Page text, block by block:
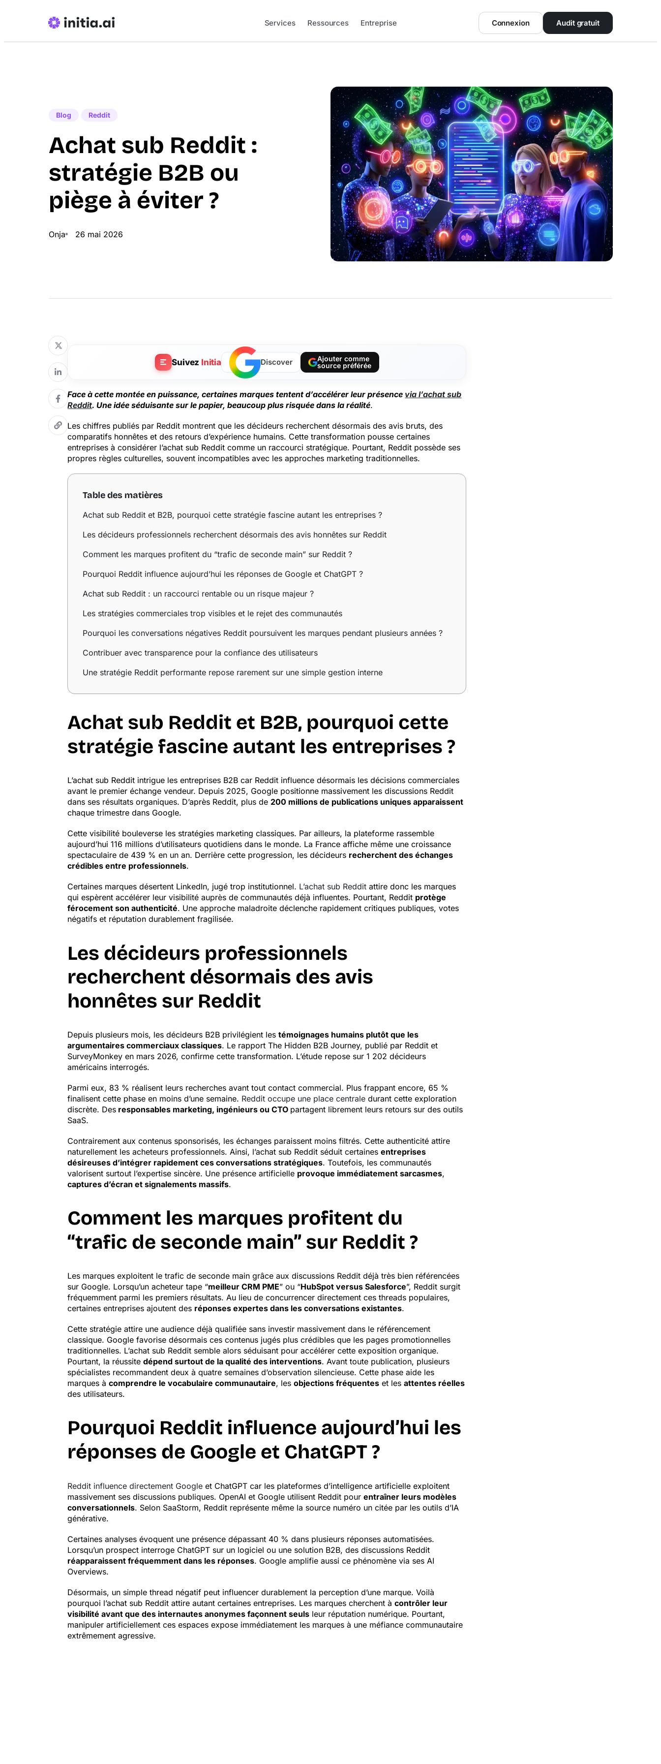
Services Ressources Entreprise Connexion Audit gratuit
Blog Reddit
Achat sub Reddit :
stratégie B2B ou
piège à éviter ?
Onja 26 mai 2026
Suivez Initia Discover
Ajouter comme
source préférée
Face à cette montée en puissance, certaines marques tentent d’accélérer leur présence via l’achat sub
Reddit. Une idée séduisante sur le papier, beaucoup plus risquée dans la réalité.
Les chiffres publiés par Reddit montrent que les décideurs recherchent désormais des avis bruts, des
comparatifs honnêtes et des retours d’expérience humains. Cette transformation pousse certaines
entreprises à considérer l’achat sub Reddit comme un raccourci stratégique. Pourtant, Reddit possède ses
propres règles culturelles, souvent incompatibles avec les approches marketing traditionnelles.
Table des matières
Achat sub Reddit et B2B, pourquoi cette stratégie fascine autant les entreprises ?
Les décideurs professionnels recherchent désormais des avis honnêtes sur Reddit
Comment les marques profitent du “trafic de seconde main” sur Reddit ?
Pourquoi Reddit influence aujourd’hui les réponses de Google et ChatGPT ?
Achat sub Reddit : un raccourci rentable ou un risque majeur ?
Les stratégies commerciales trop visibles et le rejet des communautés
Pourquoi les conversations négatives Reddit poursuivent les marques pendant plusieurs années ?
Contribuer avec transparence pour la confiance des utilisateurs
Une stratégie Reddit performante repose rarement sur une simple gestion interne
Achat sub Reddit et B2B, pourquoi cette
stratégie fascine autant les entreprises ?
L’achat sub Reddit intrigue les entreprises B2B car Reddit influence désormais les décisions commerciales
avant le premier échange vendeur. Depuis 2025, Google positionne massivement les discussions Reddit
dans ses résultats organiques. D’après Reddit, plus de 200 millions de publications uniques apparaissent
chaque trimestre dans Google.
Cette visibilité bouleverse les stratégies marketing classiques. Par ailleurs, la plateforme rassemble
aujourd’hui 116 millions d’utilisateurs quotidiens dans le monde. La France affiche même une croissance
spectaculaire de 439 % en un an. Derrière cette progression, les décideurs recherchent des échanges
crédibles entre professionnels.
Certaines marques désertent LinkedIn, jugé trop institutionnel. L’achat sub Reddit attire donc les marques
qui espèrent accélérer leur visibilité auprès de communautés déjà influentes. Pourtant, Reddit protège
férocement son authenticité. Une approche maladroite déclenche rapidement critiques publiques, votes
négatifs et réputation durablement fragilisée.
Les décideurs professionnels
recherchent désormais des avis
honnêtes sur Reddit
Depuis plusieurs mois, les décideurs B2B privilégient lestémoignages humains plutôt que les
argumentaires commerciaux classiques. Le rapport The Hidden B2B Journey, publié par Reddit et
SurveyMonkey en mars 2026, confirme cette transformation. L’étude repose sur 1 202 décideurs
américains interrogés.
Parmi eux, 83 % réalisent leurs recherches avant tout contact commercial. Plus frappant encore, 65 %
finalisent cette phase en moins d’une semaine. Reddit occupe une place centrale durant cette exploration
discrète. Des responsables marketing, ingénieurs ou CTO partagent librement leurs retours sur des outils
SaaS.
Contrairement aux contenus sponsorisés, les échanges paraissent moins filtrés. Cette authenticité attire
naturellement les acheteurs professionnels. Ainsi, l’achat sub Reddit séduit certainesentreprises
désireuses d’intégrer rapidement ces conversations stratégiques. Toutefois, les communautés
valorisent surtout l’expertise sincère. Une présence artificielle provoque immédiatement sarcasmes,
captures d’écran et signalements massifs.
Comment les marques profitent du
“trafic de seconde main” sur Reddit ?
Les marques exploitent le trafic de seconde main grâce aux discussions Reddit déjà très bien référencées
sur Google. Lorsqu’un acheteur tape “meilleur CRM PME” ou “HubSpot versus Salesforce”, Reddit surgit
fréquemment parmi les premiers résultats. Au lieu de concurrencer directement ces threads populaires,
certaines entreprises ajoutent des réponses expertes dans les conversations existantes.
Cette stratégie attire une audience déjà qualifiée sans investir massivement dans le référencement
classique. Google favorise désormais ces contenus jugés plus crédibles que les pages promotionnelles
traditionnelles. L’achat sub Reddit semble alors séduisant pour accélérer cette exposition organique.
Pourtant, la réussitedépend surtout de la qualité des interventions. Avant toute publication, plusieurs
spécialistes recommandent deux à quatre semaines d’observation silencieuse. Cette phase aide les
marques àcomprendre le vocabulaire communautaire, lesobjections fréquentes et lesattentes réelles
des utilisateurs.
Pourquoi Reddit influence aujourd’hui les
réponses de Google et ChatGPT ?
Reddit influence directement Google et ChatGPT car les plateformes d’intelligence artificielle exploitent
massivement ses discussions publiques. OpenAI et Google utilisent Reddit pourentraîner leurs modèles
conversationnels. Selon SaaStorm, Reddit représente même la source numéro un citée par les outils d’IA
générative.
Certaines analyses évoquent une présence dépassant 40 % dans plusieurs réponses automatisées.
Lorsqu’un prospect interroge ChatGPT sur un logiciel ou une solution B2B, des discussions Reddit
réapparaissent fréquemment dans les réponses. Google amplifie aussi ce phénomène via ses AI
Overviews.
Désormais, un simple thread négatif peut influencer durablement la perception d’une marque. Voilà
pourquoi l’achat sub Reddit attire autant certaines entreprises. Les marques cherchent àcontrôler leur
visibilité avant que des internautes anonymes façonnent seuls leur réputation numérique. Pourtant,
manipuler artificiellement ces espaces expose immédiatement les marques à une méfiance communautaire
extrêmement agressive.